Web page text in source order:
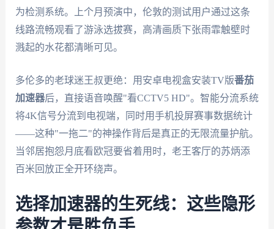
为检测系统。上个月预演中，伦敦的测试用户通过这条
线路流畅观看了游泳选拔赛，高清画质下张雨霏触壁时
溅起的水花都清晰可见。
多伦多的老球迷王叔更绝：用安卓电视盒安装TV版番茄
加速器后，直接语音唤醒"看CCTV5 HD"。智能分流系统
将4K信号分流到电视端，同时用手机投屏赛事数据统计
——这种"一拖二"的神操作背后是真正的无限流量护航。
当邻居抱怨月底看欧冠要省着用时，老王客厅的苏炳添
百米回放正全开环绕声。
选择加速器的生死线：这些隐形